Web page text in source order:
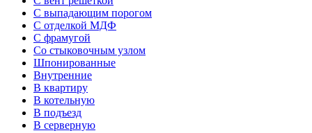
С выпадающим порогом
С отделкой МДФ
С фрамугой
Со стыковочным узлом
Шпонированные
Внутренние
В квартиру
В котельную
В подъезд
В серверную